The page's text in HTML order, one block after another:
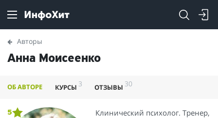
Авторы
Анна Моисеенко
ОБ АВТОРЕ КУРСЫ 3 ОТЗЫВЫ 30
5
Клинический психолог. Тренер,